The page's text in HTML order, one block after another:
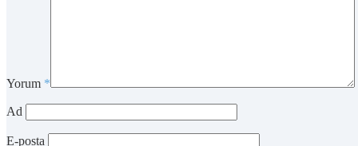
Yorum *
Ad
E-posta